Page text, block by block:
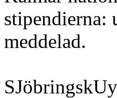
stipendierna:
meddelad.